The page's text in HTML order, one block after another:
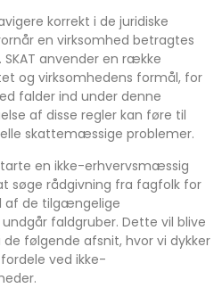
korrekt i de juridiske
en virksomhed betragtes
anvender en række
og virksomhedens formål, for
falder ind under denne
af disse regler kan føre til
skattemæssige problemer.
en ikke-erhvervsmæssig
søge rådgivning fra fagfolk for
af de tilgængelige
faldgruber. Dette vil blive
følgende afsnit, hvor vi dykker
ved ikke-